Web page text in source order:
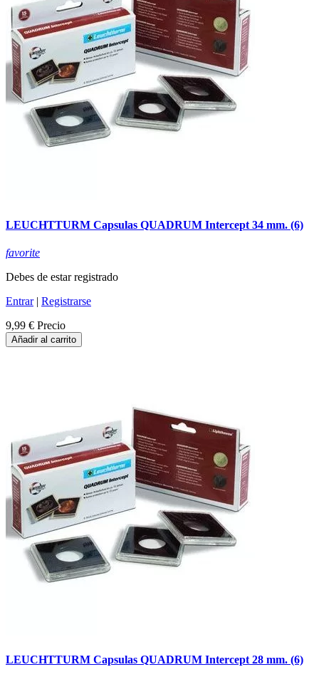
LEUCHTTURM Capsulas QUADRUM Intercept 34 mm. (6)
favorite
Debes de estar registrado
Entrar| Registrarse
9,99 € Precio
Añadir al carrito
LEUCHTTURM Capsulas QUADRUM Intercept 28 mm. (6)